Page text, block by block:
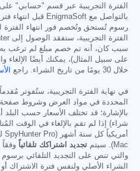
رسوم تُستحق وتُخصم فور انتهاء الفترة
سبب كان، أنه تم خصم مبلغ لم ترغب به
على سبيل المثال)، يمكنك أيضًا الإلغاء
خلال 30 يومًا من تاريخ الشراء. راجع
في نهاية الفترة التجريبية، ستُفوتر
المحددة في مواد العرض وشروط صفحة
بالإشارة؛ قد تختلف الأسعار حسب
شراء) إذا لم تقم بالإلغاء في الوقت
Mac). سيتم
تجديد اشتراكك تلقائياً
والتي تنص على التجديد التلقائي
الشراء الأصلي ولنفس فترة الاشتراك